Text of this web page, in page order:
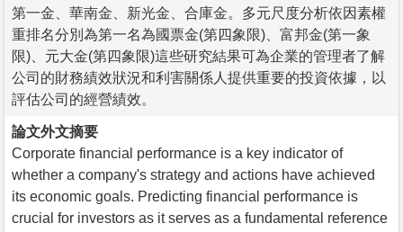
第一金、華南金、新光金、合庫金。多元尺度分析依因素權
重排名分別為第一名為國票金(第四象限)、富邦金(第一象
限)、元大金(第四象限)這些研究結果可為企業的管理者了解
公司的財務績效狀況和利害關係人提供重要的投資依據，以
評估公司的經營績效。
論文外文摘要
Corporate financial performance is a key indicator of
whether a company's strategy and actions have achieved
its economic goals. Predicting financial performance is
crucial for investors as it serves as a fundamental reference